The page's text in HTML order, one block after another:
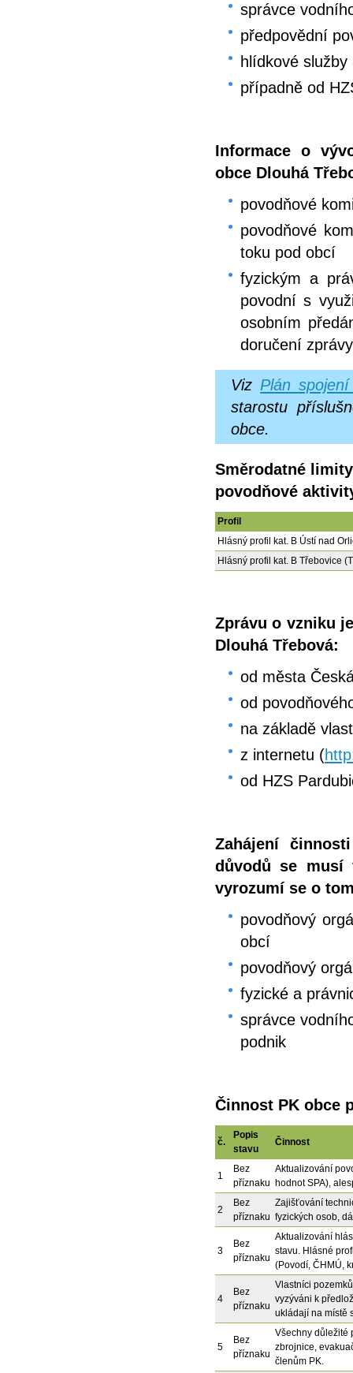
správce
předpovědní
hlídkové
případně od
Informace o
obce Dlouhá
povodňové
povodňové
toku pod obcí
fyzickým a
povodní s
osobním
doručení
VizPlán
starostu
obce.
Směrodatné
povodňové
Profil
Hlásný profil kat. B Ústí nad
Hlásný profil kat. B Třebovice
Zprávu o vzniku
Dlouhá Třebová:
od města
od
na základě
z internetu (
od HZS
Zahájení
důvodů se musí
vyrozumí se o
povodňový
obcí
povodňový
fyzické a
správce
podnik
Činnost PK obce
č.
Popis
stavu
Činnost
1
Bez
příznaku
Aktualizování
hodnot SPA),
2
Bez
příznaku
Zajišťování
fyzických osob,
3
Bez
příznaku
Aktualizování
stavu. Hlásné
(Povodí, ČHMÚ,
4
Bez
příznaku
Vlastníci
vyzýváni k
ukládají na místě
5
Bez
příznaku
Všechny důležité
zbrojnice,
členům PK.